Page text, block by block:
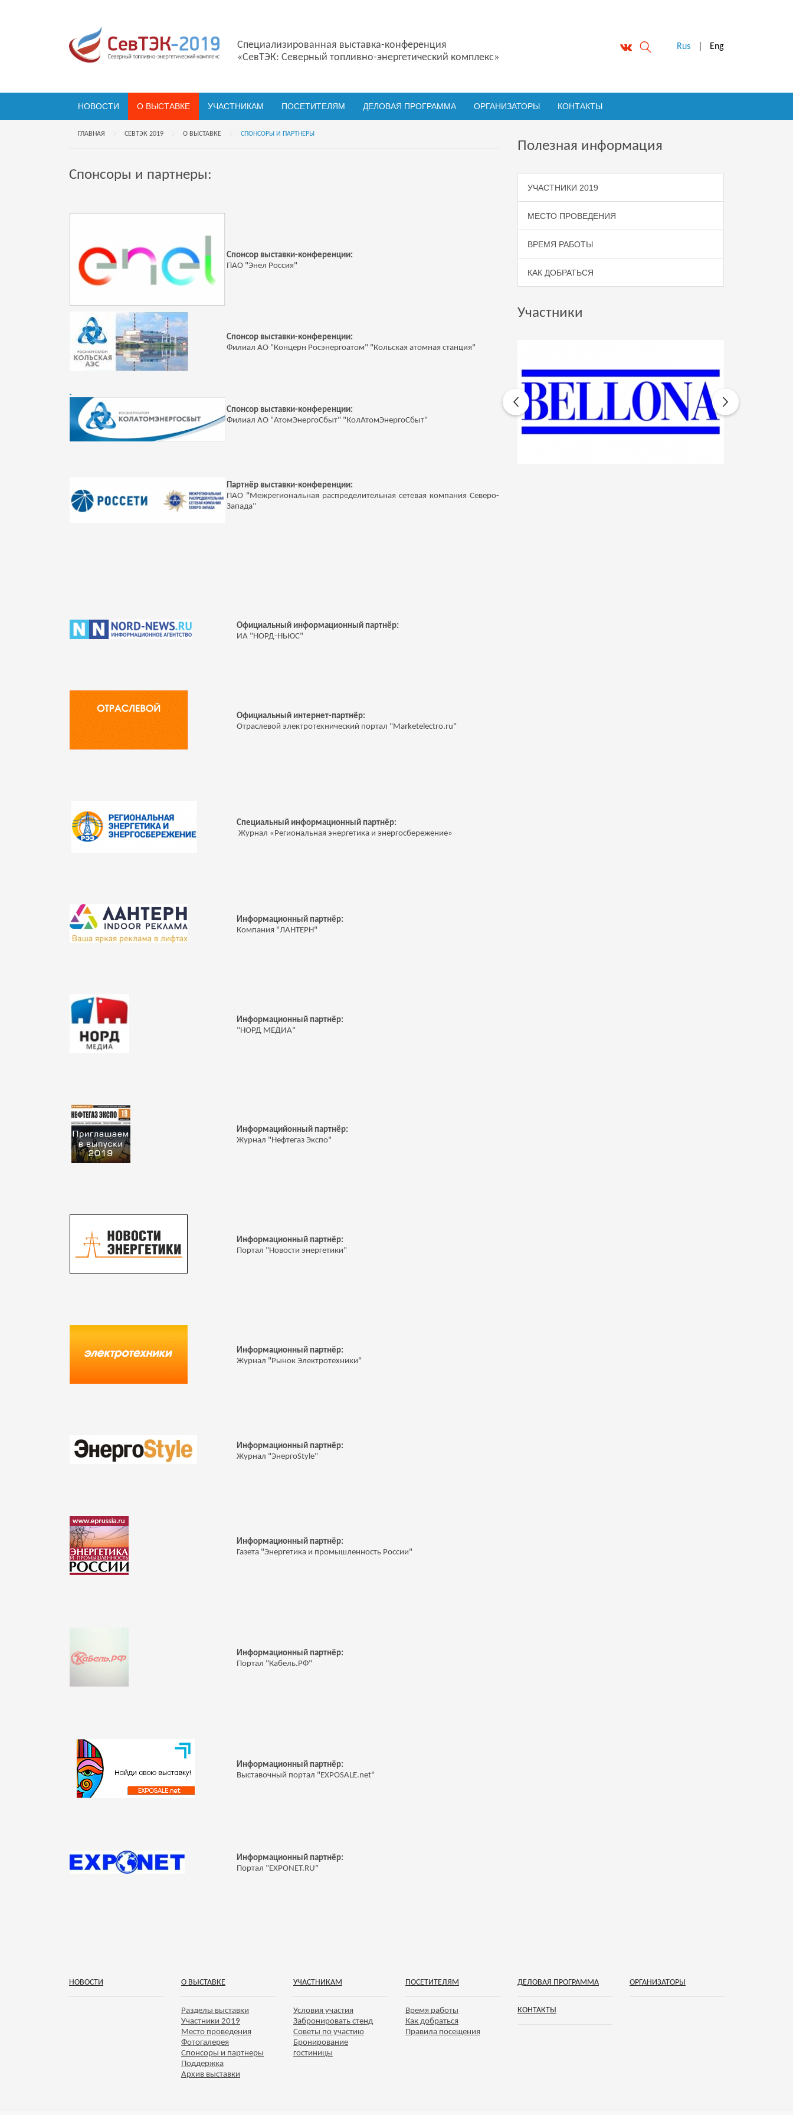
Специализированная выставка-конференция
«СевТЭК: Северный топливно-энергетический комплекс»
Rus Eng
НОВОСТИ О ВЫСТАВКЕ УЧАСТНИКАМ ПОСЕТИТЕЛЯМ ДЕЛОВАЯ ПРОГРАММА ОРГАНИЗАТОРЫ КОНТАКТЫ
ГЛАВНАЯ СЕВТЭК 2019 О ВЫСТАВКЕ СПОНСОРЫ И ПАРТНЕРЫ
Спонсоры и партнеры:
Спонсор выставки-конференции:
ПАО "Энел Россия"
Спонсор выставки-конференции:
Филиал АО "Концерн Росэнергоатом" "Кольская атомная станция"
Спонсор выставки-конференции:
Филиал АО "АтомЭнергоСбыт" "КолАтомЭнергоСбыт"
Партнёр выставки-конференции:
ПАО "Межрегиональная распределительная сетевая компания Северо-
Запада"
Официальный информационный партнёр:
ИА "НОРД-НЬЮС"
Официальный интернет-партнёр:
Отраслевой электротехнический портал "Marketelectro.ru"
Специальный информационный партнёр:
Журнал «Региональная энергетика и энергосбережение»
Информационный партнёр:
Компания "ЛАНТЕРН"
Информационный партнёр:
"НОРД МЕДИА"
Информацийонный партнёр:
Журнал "Нефтегаз Экспо"
Информационный партнёр:
Портал "Новости энергетики"
Информационный партнёр:
Журнал "Рынок Электротехники"
Информационный партнёр:
Журнал "ЭнергоStyle"
Информационный партнёр:
Газета "Энергетика и промышленность России"
Информационный партнёр:
Портал "Кабель.РФ"
Информационный партнёр:
Выставочный портал "EXPOSALE.net"
Информационный партнёр:
Портал "EXPONET.RU"
Полезная информация
УЧАСТНИКИ 2019
МЕСТО ПРОВЕДЕНИЯ
ВРЕМЯ РАБОТЫ
КАК ДОБРАТЬСЯ
Участники
НОВОСТИ О ВЫСТАВКЕ
Разделы выставки
Участники 2019
Место проведения
Фотогалерея
Спонсоры и партнеры
Поддержка
Архив выставки
УЧАСТНИКАМ
Условия участия
Забронировать стенд
Советы по участию
Бронирование
гостиницы
ПОСЕТИТЕЛЯМ
Время работы
Как добраться
Правила посещения
ДЕЛОВАЯ ПРОГРАММА ОРГАНИЗАТОРЫ
КОНТАКТЫ